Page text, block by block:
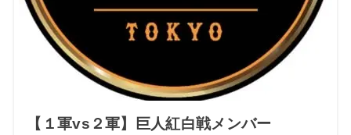
【１軍vs２軍】巨人紅白戦メンバー